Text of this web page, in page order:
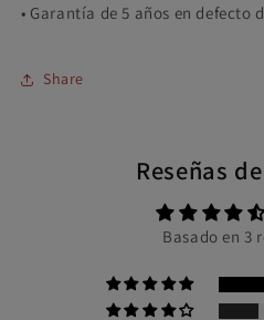
• Garantía de 5 años en defecto
Share
Reseñas
Basado en 3